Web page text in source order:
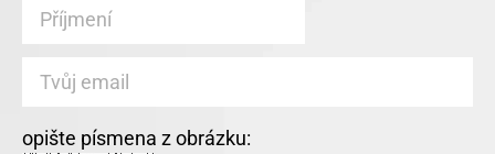
opište písmena z obrázku: